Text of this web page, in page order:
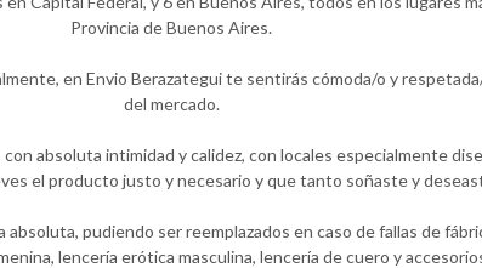
Provincia de Buenos Aires.
en Envio Berazategui te sentirás cómoda/o y
del mercado.
absoluta intimidad y calidez, con locales especialmente
el producto justo y necesario y que tanto soñaste y
pudiendo ser reemplazados en caso de fallas de
lencería erótica masculina, lencería de cuero y